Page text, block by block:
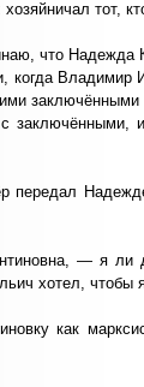
тот,
что Надежда
когда
заключёнными,
передал
— я ли
хотел, чтобы
как